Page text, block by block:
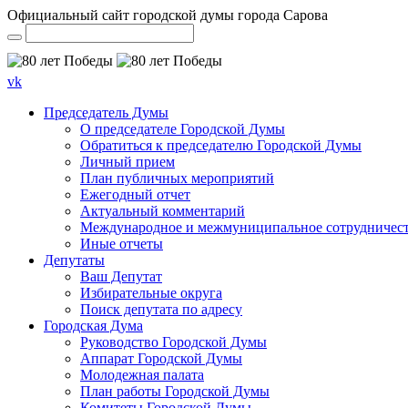
Официальный сайт городской думы города Сарова
vk
Председатель Думы
О председателе Городской Думы
Обратиться к председателю Городской Думы
Личный прием
План публичных мероприятий
Ежегодный отчет
Актуальный комментарий
Международное и межмуниципальное
Иные отчеты
Депутаты
Ваш Депутат
Избирательные округа
Поиск депутата по адресу
Городская Дума
Руководство Городской Думы
Аппарат Городской Думы
Молодежная палата
План работы Городской Думы